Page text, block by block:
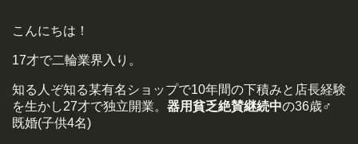
こんにちは！
17才で二輪業界入り。
知る人ぞ知る某有名ショップで10年間の下積みと店長経験
を生かし27才で独立開業。 器用貧乏絶賛継続中の36歳♂
既婚(子供4名)